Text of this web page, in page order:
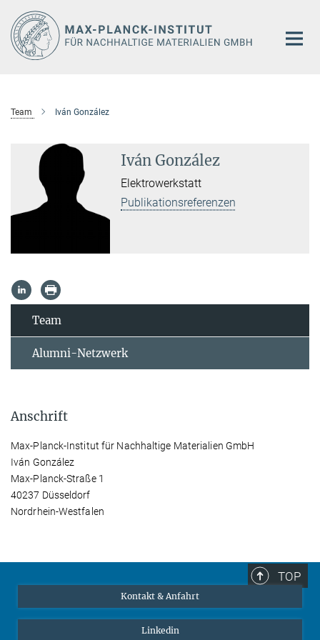
Hauptinhalt
Team Iván González
Iván González
Elektrowerkstatt
Publikationsreferenzen
Team
Alumni-Netzwerk
Anschrift
Max-Planck-Institut für Nachhaltige Materialien GmbH
Iván González
Max-Planck-Straße 1
40237 Düsseldorf
Nordrhein-Westfalen
TOP
Kontakt & Anfahrt
Linkedin